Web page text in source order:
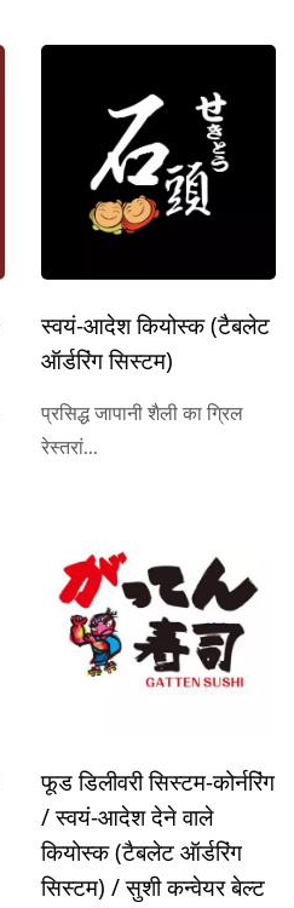
स्वयं-आदेश कियोस्क (टैबलेट
ऑर्डरिंग सिस्टम)
प्रसिद्ध जापानी शैली का ग्रिल
रेस्तरां...
फूड डिलीवरी सिस्टम-कोर्नरिंग
/ स्वयं-आदेश देने वाले
कियोस्क (टैबलेट ऑर्डरिंग
सिस्टम) / सुशी कन्वेयर बेल्ट